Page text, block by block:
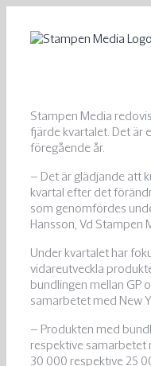
innehållet
Stampen Media
fjärde kvartalet. Det är
föregående år.
– Det är glädjande att
kvartal efter det
som genomfördes
Hansson, Vd Stampen
Under kvartalet har
vidareutveckla
bundlingen mellan GP
samarbetet med New
– Produkten med
respektive samarbetet
30 000 respektive 25